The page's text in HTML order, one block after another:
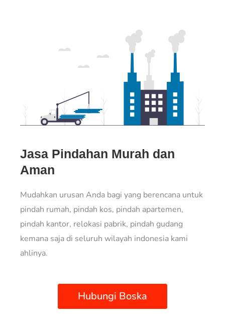
Jasa Pindahan Murah dan
Aman
Mudahkan urusan Anda bagi yang berencana untuk
pindah rumah, pindah kos, pindah apartemen,
pindah kantor, relokasi pabrik, pindah gudang
kemana saja di seluruh wilayah indonesia kami
ahlinya.
Hubungi Boska